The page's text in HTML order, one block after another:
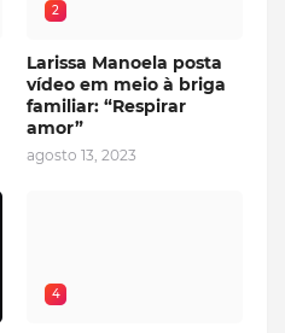
2
Larissa Manoela posta
vídeo em meio à briga
familiar: “Respirar
amor”
agosto 13, 2023
4